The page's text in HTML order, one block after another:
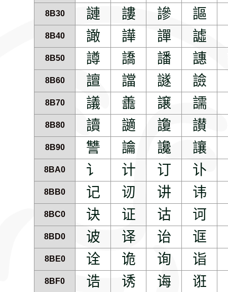
8B30 謰 謱 謲 謳
8B40 譀 譁 譂 譃
8B50 譐 譑 譒 譓
8B60 譠 譡 譢 譣
8B70 議 譱 譲 譳
8B80 讀 讁 讂 讃
8B90 讐 讑 讒 讓
8BA0 讠 计 订 讣
8BB0 记 讱 讲 讳
8BC0 诀 证 诂 诃
8BD0 诐 译 诒 诓
8BE0 诠 诡 询 诣
8BF0 诰 诱 诲 诳